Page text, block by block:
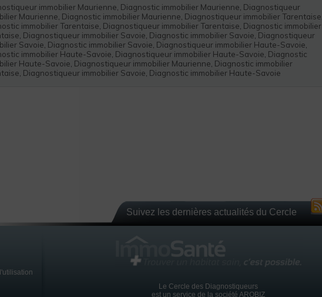
immobilier Maurienne Diagnostic immobilier Maurienne Diagnostiqueur
Maurienne Diagnostic immobilier Maurienne Diagnostiqueur immobilier Tarentaise
immobilier Tarentaise Diagnostiqueur immobilier Tarentaise Diagnostic immobilier
Diagnostiqueur immobilier Savoie Diagnostic immobilier Savoie Diagnostiqueur
Savoie Diagnostic immobilier Savoie Diagnostiqueur immobilier Haute-Savoie
immobilier Haute-Savoie Diagnostiqueur immobilier Haute-Savoie Diagnostic
Haute-Savoie Diagnostiqueur immobilier Maurienne Diagnostic immobilier
Diagnostiqueur immobilier Savoie Diagnostic immobilier Haute-Savoie
Suivez les dernières actualités du Cercle
Le Cercle des Diagnostiqueurs
est un service de la société AROBIZ